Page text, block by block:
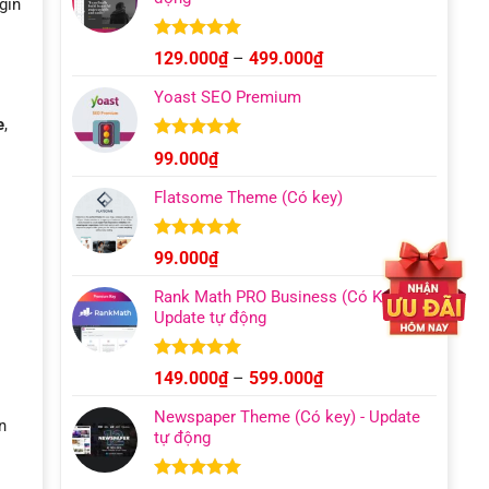
,
Được xếp
hạng 4.93
5 sao
129.000₫ – 499.000₫Khoảng
Yoast SEO Premium
Được xếp
hạng4.96
5 sao
99.000₫
Flatsome Theme (Có key)
Được xếp
hạng 4.95
5 sao
99.000₫
Rank Math PRO Business (Có Key) –
Update tự động
Được xếp
hạng 5.00
5 sao
149.000₫ – 599.000₫Khoảng
từ
Newspaper Theme (Có key) - Update
tự động